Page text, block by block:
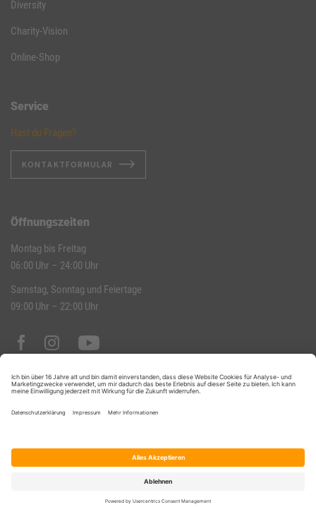
Diversity
Charity-Vision
Online-Shop
Service
Hast du Fragen?
KONTAKTFORMULAR
Öffnungszeiten
Montag bis Freitag
06:00 Uhr – 24:00 Uhr
Samstag, Sonntag und Feiertage
09:00 Uhr – 22:00 Uhr
Hausordnung
Datenschutz-Einstellungen